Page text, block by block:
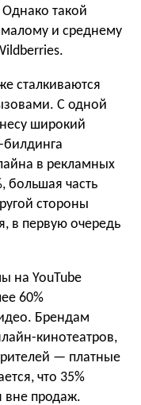
Однако такой
малому и среднему
сталкиваются
С одной
широкий
в рекламных
большая часть
стороны
в первую очередь
на YouTube
60%
Брендам
кинотеатров,
— платные
что 35%
вне продаж.